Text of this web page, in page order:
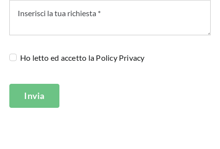
Ho letto ed accetto la Policy Privacy
Invia